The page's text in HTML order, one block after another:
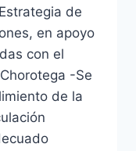
de
en apoyo
con el
-Se
de la